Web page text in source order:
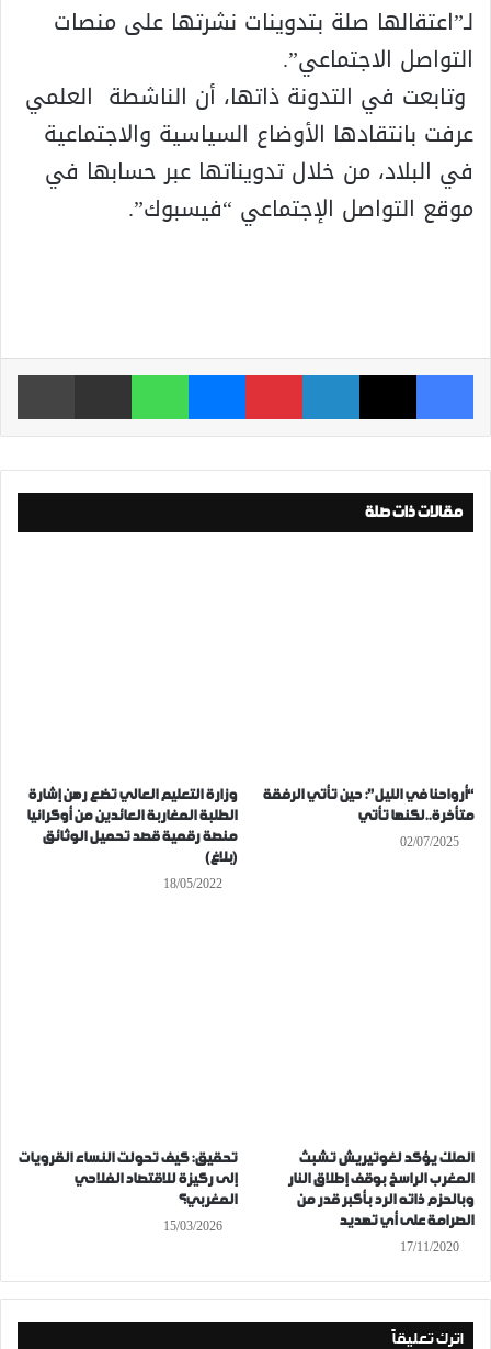
لـ”اعتقالها صلة بتدوينات نشرتها على منصات
التواصل الاجتماعي”.
وتابعت في التدونة ذاتها، أن الناشطة العلمي
عرفت بانتقادها الأوضاع السياسية والاجتماعية
في البلاد، من خلال تدويناتها عبر حسابها في
موقع التواصل الإجتماعي “فيسبوك”.
فيسبوك ‫X لينكدإن بينتيريست ماسنجر واتساب مشاركة عبر البريد
مقالات ذات صلة
“أرواحنا في الليل”: حين تأتي الرفقة
متأخرة..لكنها تأتي
02/07/2025
وزارة التعليم العالي تضع رهن إشارة
الطلبة المغاربة العائدين من أوكرانيا
منصة رقمية قصد تحميل الوثائق
(بلاغ)
18/05/2022
الملك يؤكد لغوتيريش تشبث
المغرب الراسخ بوقف إطلاق النار
وبالحزم ذاته الرد بأكبر قدر من
الصرامة على أي تهديد
17/11/2020
تحقيق: كيف تحولت النساء القرويات
إلى ركيزة للاقتصاد الفلاحي
المغربي؟
15/03/2026
اترك تعليقاً